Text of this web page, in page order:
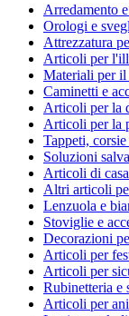
Arredamento
Orologi e
Attrezzatura
Articoli per
Materiali per il
Caminetti e
Articoli per la
Articoli per la
Tappeti, corsie
Soluzioni
Articoli di
Altri articoli
Lenzuola e
Stoviglie e
Decorazioni
Articoli per
Articoli per
Rubinetteria e
Articoli per